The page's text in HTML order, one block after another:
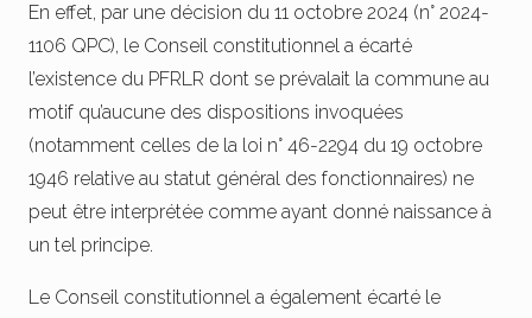
En effet, par une décision du 11 octobre 2024 (n° 2024-
1106 QPC), le Conseil constitutionnel a écarté
l’existence du PFRLR dont se prévalait la commune au
motif qu’aucune des dispositions invoquées
(notamment celles de la loi n° 46-2294 du 19 octobre
1946 relative au statut général des fonctionnaires) ne
peut être interprétée comme ayant donné naissance à
un tel principe.
Le Conseil constitutionnel a également écarté le